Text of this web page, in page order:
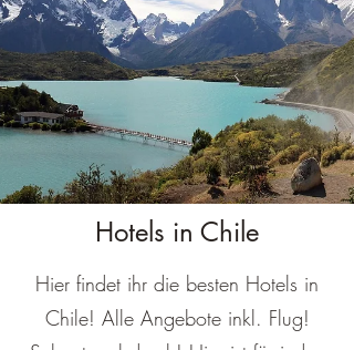
Hotels in Chile
Hier findet ihr die besten Hotels in
Chile! Alle Angebote inkl. Flug!